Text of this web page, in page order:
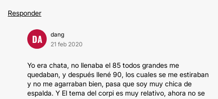
Responder
DA
dang
21 feb 2020
Yo era chata, no llenaba el 85 todos grandes me
quedaban, y después llené 90, los cuales se me estiraban
y no me agarraban bien, pasa que soy muy chica de
espalda. Y El tema del corpi es muy relativo, ahora no se